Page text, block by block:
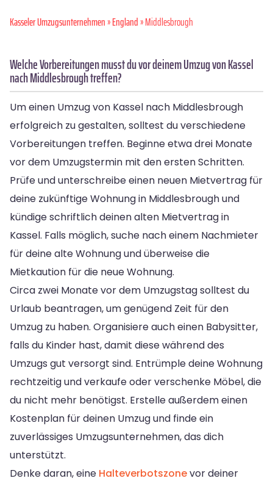
Kasseler Umzugsunternehmen»England» Middlesbrough
Welche Vorbereitungen musst du vor deinem Umzug von Kassel
nach Middlesbrough treffen?
Um einen Umzug von Kassel nach Middlesbrough
erfolgreich zu gestalten, solltest du verschiedene
Vorbereitungen treffen. Beginne etwa drei Monate
vor dem Umzugstermin mit den ersten Schritten.
Prüfe und unterschreibe einen neuen Mietvertrag für
deine zukünftige Wohnung in Middlesbrough und
kündige schriftlich deinen alten Mietvertrag in
Kassel. Falls möglich, suche nach einem Nachmieter
für deine alte Wohnung und überweise die
Mietkaution für die neue Wohnung.
Circa zwei Monate vor dem Umzugstag solltest du
Urlaub beantragen, um genügend Zeit für den
Umzug zu haben. Organisiere auch einen Babysitter,
falls du Kinder hast, damit diese während des
Umzugs gut versorgt sind. Entrümple deine Wohnung
rechtzeitig und verkaufe oder verschenke Möbel, die
du nicht mehr benötigst. Erstelle außerdem einen
Kostenplan für deinen Umzug und finde ein
zuverlässiges Umzugsunternehmen, das dich
unterstützt.
Denke daran, eine Halteverbotszonevor deiner